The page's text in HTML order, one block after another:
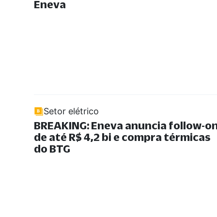
Eneva
Setor elétrico
BREAKING: Eneva anuncia follow-
de até R$ 4,2 bi e compra térmicas
do BTG